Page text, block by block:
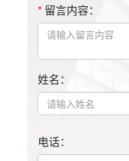
* 留言内容：
姓名：
电话：